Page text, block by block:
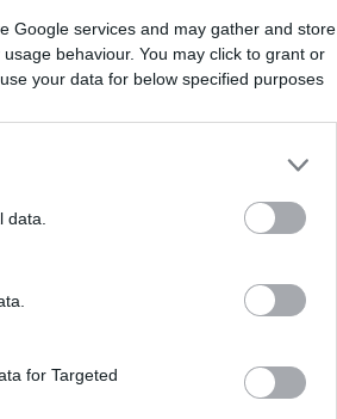
Google services and may gather and store
behaviour. You may click to grant or
your data for below specified purposes
for Targeted